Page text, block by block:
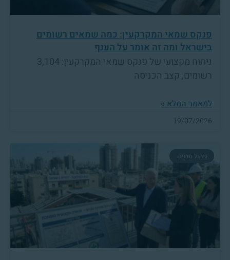
פנקס שמאי המקרקעין: כמה שמאים רשומים
בישראל ומה זה אומר על הענף
ניתוח מקצועי של פנקס שמאי המקרקעין: 3,104
רשומים, קצב הכניסה
למאמר המלא »
19/07/2026
ניהול מבנים